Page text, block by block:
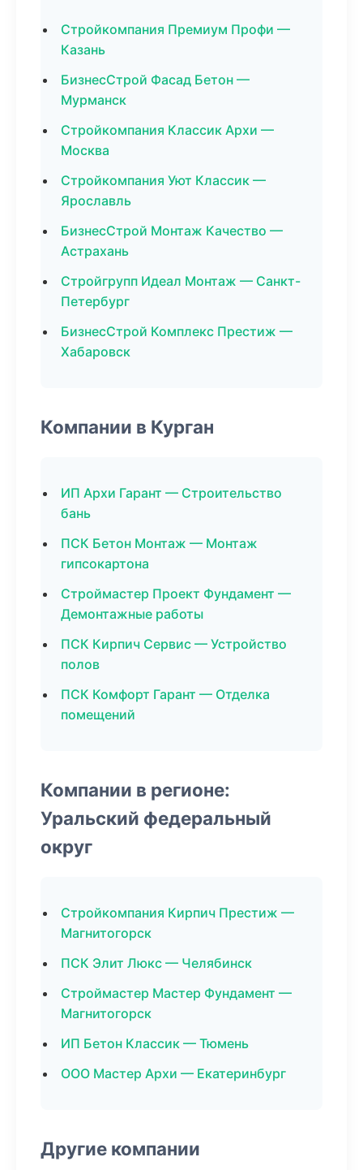
Стройкомпания Премиум Профи —
Казань
БизнесСтрой Фасад Бетон —
Мурманск
Стройкомпания Классик Архи —
Москва
Стройкомпания Уют Классик —
Ярославль
БизнесСтрой Монтаж Качество —
Астрахань
Стройгрупп Идеал Монтаж — Санкт-
Петербург
БизнесСтрой Комплекс Престиж —
Хабаровск
Компании в Курган
ИП Архи Гарант — Строительство
бань
ПСК Бетон Монтаж — Монтаж
гипсокартона
Строймастер Проект Фундамент —
Демонтажные работы
ПСК Кирпич Сервис — Устройство
полов
ПСК Комфорт Гарант — Отделка
помещений
Компании в регионе:
Уральский федеральный
округ
Стройкомпания Кирпич Престиж —
Магнитогорск
ПСК Элит Люкс — Челябинск
Строймастер Мастер Фундамент —
Магнитогорск
ИП Бетон Классик — Тюмень
ООО Мастер Архи — Екатеринбург
Другие компании